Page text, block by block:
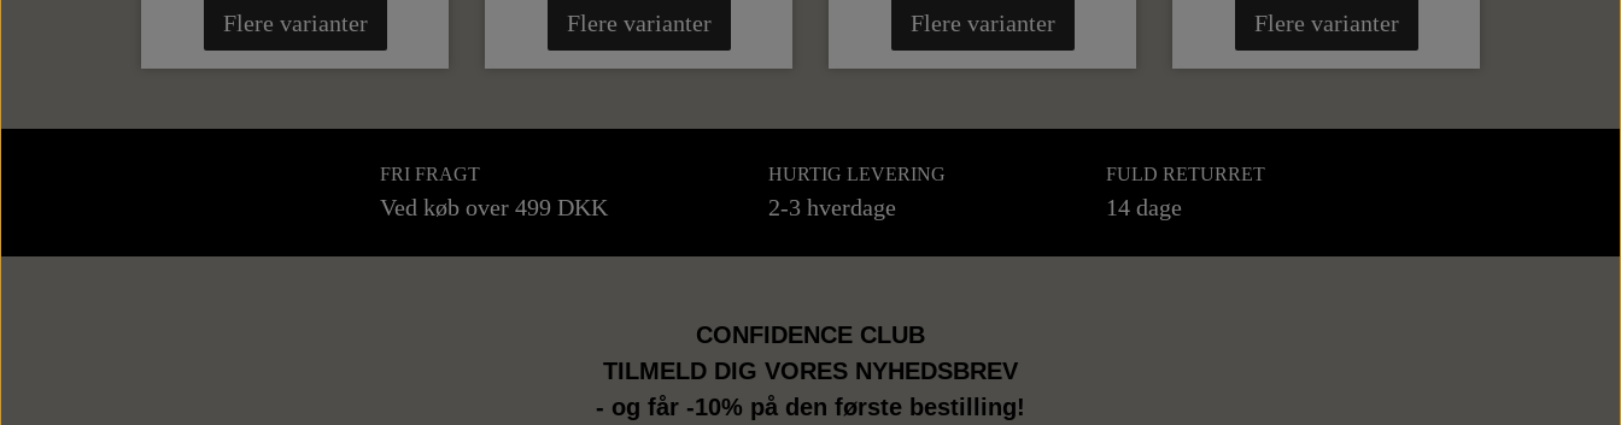
Flere varianter Flere varianter Flere varianter Flere varianter
FRI FRAGT
Ved køb over 499 DKK
HURTIG LEVERING
2-3 hverdage
FULD RETURRET
14 dage
CONFIDENCE CLUB
TILMELD DIG VORES NYHEDSBREV
- og får -10% på den første bestilling!